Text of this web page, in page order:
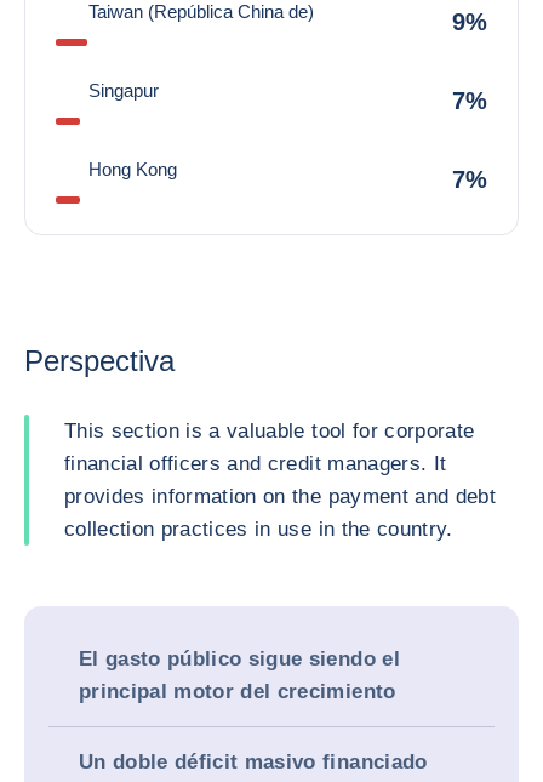
Taiwan (República China de) 9%
Singapur 7%
Hong Kong 7%
Perspectiva
This section is a valuable tool for corporate
financial officers and credit managers. It
provides information on the payment and debt
collection practices in use in the country.
El gasto público sigue siendo el
principal motor del crecimiento
Un doble déficit masivo financiado